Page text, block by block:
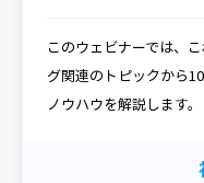
このウェビナーでは、
グ関連のトピックから
ノウハウを解説します。